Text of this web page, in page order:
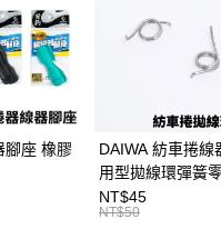
一商業銀行
化商業銀行
台北富邦商業銀行
豐國際商業銀行
台中商業銀行
泰商業銀行
腳座 橡膠
DAIWA 紡車捲線
用型拋線環彈簧
線規 耳朵彈簧 紡
零件 T927
NT$45
NT$50